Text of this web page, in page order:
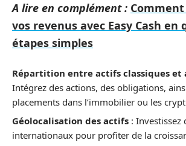
A lire en complément :
vos revenus avec Easy Cash en
étapes simples
Répartition entre actifs classiques
Intégrez des actions, des obligations,
placements dans l’immobilier ou les
Géolocalisation des actifs : Investissez
internationaux pour profiter de la